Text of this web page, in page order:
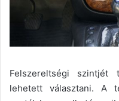
Felszereltségi
lehetett választani. A